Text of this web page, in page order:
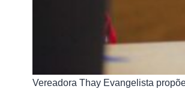
Vereadora Thay Evangelista